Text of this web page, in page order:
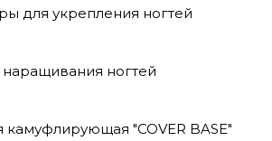
для укрепления ногтей
ногтей
камуфлирующая "COVER BASE"